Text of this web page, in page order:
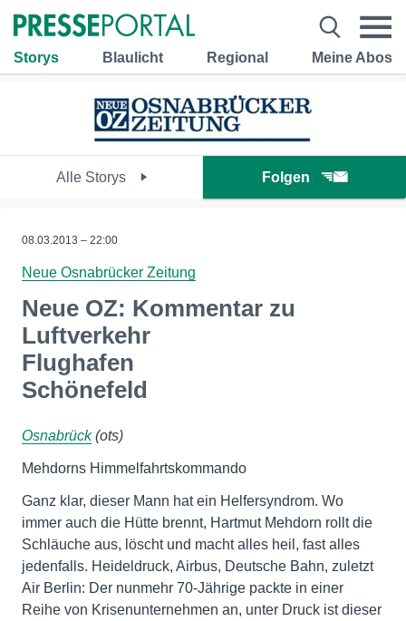
Storys Blaulicht Regional Meine Abos
Alle Storys Folgen
08.03.2013 – 22:00
Neue Osnabrücker Zeitung
Neue OZ: Kommentar zu
Luftverkehr
Flughafen
Schönefeld
Osnabrück(ots)
Mehdorns Himmelfahrtskommando
Ganz klar, dieser Mann hat ein Helfersyndrom. Wo
immer auch die Hütte brennt, Hartmut Mehdorn rollt die
Schläuche aus, löscht und macht alles heil, fast alles
jedenfalls. Heideldruck, Airbus, Deutsche Bahn, zuletzt
Air Berlin: Der nunmehr 70-Jährige packte in einer
Reihe von Krisenunternehmen an, unter Druck ist dieser